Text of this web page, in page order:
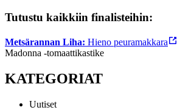
Tutustu kaikkiin finalisteihin:
Metsärannan Liha: Hieno peuramakkara
Madonna -tomaattikastike
KATEGORIAT
Uutiset